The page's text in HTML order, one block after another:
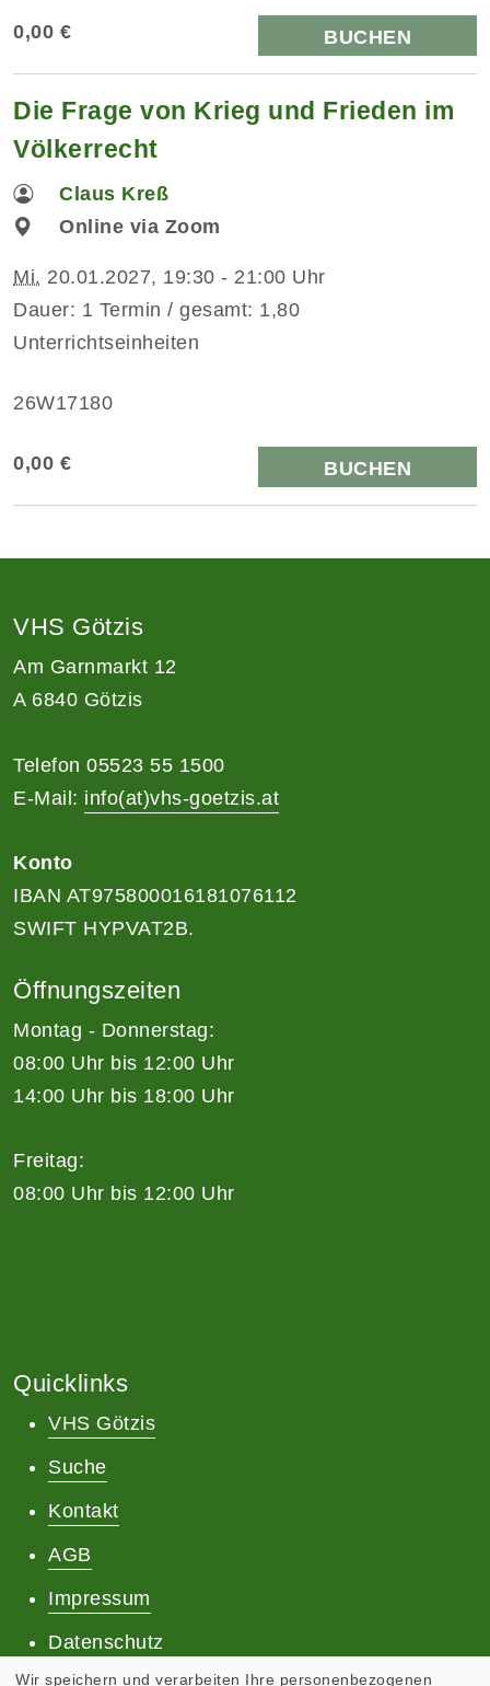
0,00 € BUCHEN
Die Frage von Krieg und Frieden im
Völkerrecht
Claus Kreß
Online via Zoom
Mi. 20.01.2027, 19:30 - 21:00 Uhr
Dauer: 1 Termin / gesamt: 1,80
Unterrichtseinheiten
26W17180
0,00 € BUCHEN
VHS Götzis
Am Garnmarkt 12
A 6840 Götzis
Telefon 05523 55 1500
E-Mail: info(at)vhs-goetzis.at
Konto
IBAN AT975800016181076112
SWIFT HYPVAT2B.
Öffnungszeiten
Montag - Donnerstag:
08:00 Uhr bis 12:00 Uhr
14:00 Uhr bis 18:00 Uhr
Freitag:
08:00 Uhr bis 12:00 Uhr
Quicklinks
VHS Götzis
Suche
Kontakt
AGB
Impressum
Datenschutz
Wir speichern und verarbeiten Ihre personenbezogenen